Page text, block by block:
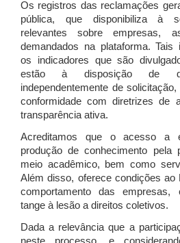
Os registros das reclamações
pública, que disponibiliza à
relevantes sobre empresas,
demandados na plataforma. Tais
os indicadores que são
estão à disposição de
independentemente de
conformidade com diretrizes de
transparência ativa.
Acreditamos que o acesso a
produção de conhecimento pela
meio acadêmico, bem como
Além disso, oferece condições ao
comportamento das empresas,
tange à lesão a direitos coletivos.
Dada a relevância que a